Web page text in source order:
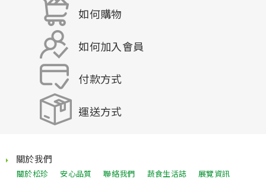
如何購物
如何加入會員
付款方式
運送方式
關於我們
關於松珍 安心品質 聯絡我們 蔬食生活誌 展覽資訊